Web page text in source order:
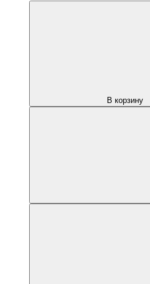
В корзину